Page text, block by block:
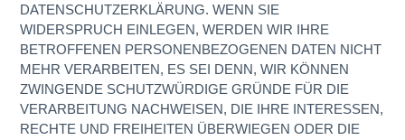
DATENSCHUTZERKLÄRUNG. WENN SIE
WIDERSPRUCH EINLEGEN, WERDEN WIR IHRE
BETROFFENEN PERSONENBEZOGENEN DATEN NICHT
MEHR VERARBEITEN, ES SEI DENN, WIR KÖNNEN
ZWINGENDE SCHUTZWÜRDIGE GRÜNDE FÜR DIE
VERARBEITUNG NACHWEISEN, DIE IHRE INTERESSEN,
RECHTE UND FREIHEITEN ÜBERWIEGEN ODER DIE